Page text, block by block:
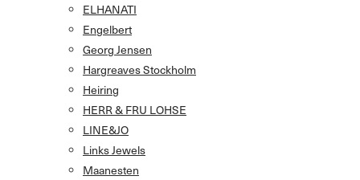
ELHANATI
Engelbert
Georg Jensen
Hargreaves Stockholm
Heiring
HERR & FRU LOHSE
LINE&JO
Links Jewels
Maanesten